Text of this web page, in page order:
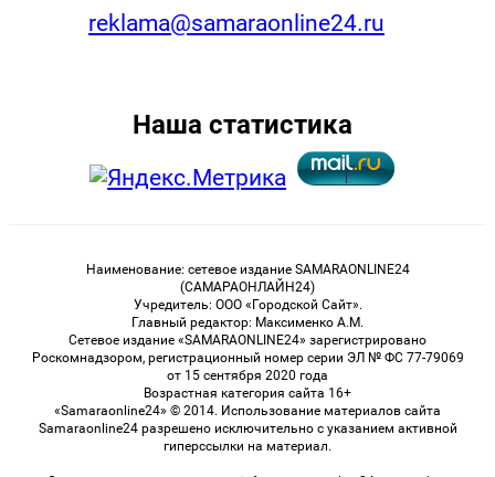
reklama@samaraonline24.ru
Наша статистика
Наименование: сетевое издание SAMARAONLINE24
(САМАРАОНЛАЙН24)
Учредитель: ООО «Городской Сайт».
Главный редактор: Максименко А.М.
Сетевое издание «SAMARAONLINE24» зарегистрировано
Роскомнадзором, регистрационный номер серии ЭЛ № ФС 77-79069
от 15 сентября 2020 года
Возрастная категория сайта 16+
«Samaraonline24» © 2014. Использование материалов сайта
Samaraonline24 разрешено исключительно с указанием активной
гиперссылки на материал.